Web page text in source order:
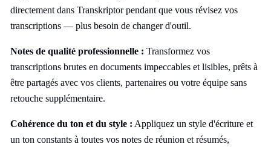
directement dans Transkriptor pendant que vous révisez vos
transcriptions — plus besoin de changer d'outil.
Notes de qualité professionnelle : Transformez vos
transcriptions brutes en documents impeccables et lisibles, prêts à
être partagés avec vos clients, partenaires ou votre équipe sans
retouche supplémentaire.
Cohérence du ton et du style : Appliquez un style d'écriture et
un ton constants à toutes vos notes de réunion et résumés,